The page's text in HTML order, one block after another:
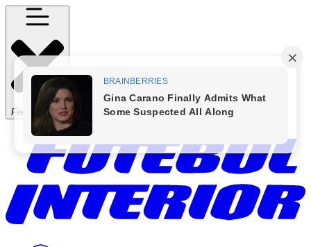
Fechar Menu